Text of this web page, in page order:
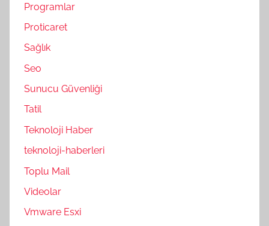
Programlar
Proticaret
Sağlık
Seo
Sunucu Güvenliği
Tatil
Teknoloji Haber
teknoloji-haberleri
Toplu Mail
Videolar
Vmware Esxi